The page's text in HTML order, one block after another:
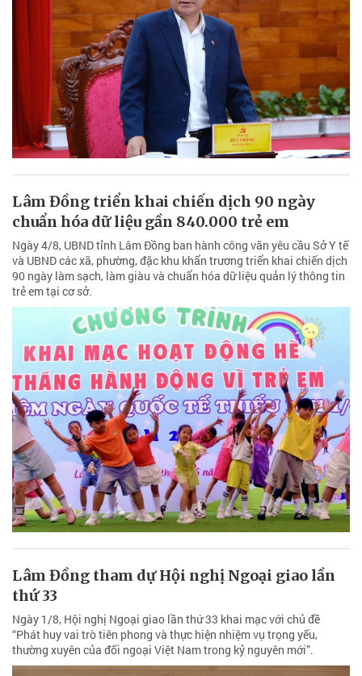
Lâm Đồng triển khai chiến dịch 90 ngày
chuẩn hóa dữ liệu gần 840.000 trẻ em
Ngày 4/8, UBND tỉnh Lâm Đồng ban hành công văn yêu cầu Sở Y tế
và UBND các xã, phường, đặc khu khẩn trương triển khai chiến dịch
90 ngày làm sạch, làm giàu và chuẩn hóa dữ liệu quản lý thông tin
trẻ em tại cơ sở.
Lâm Đồng tham dự Hội nghị Ngoại giao lần
thứ 33
Ngày 1/8, Hội nghị Ngoại giao lần thứ 33 khai mạc với chủ đề
“Phát huy vai trò tiên phong và thực hiện nhiệm vụ trọng yếu,
thường xuyên của đối ngoại Việt Nam trong kỷ nguyên mới”.